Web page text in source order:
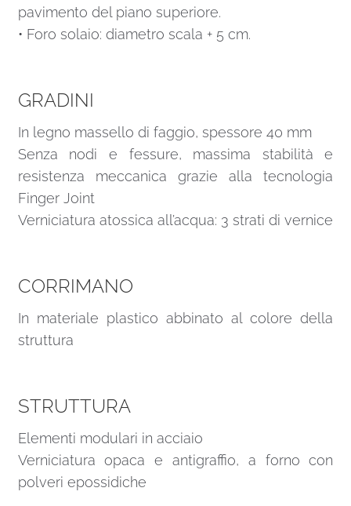
pavimento del piano superiore.
• Foro solaio: diametro scala + 5 cm.
GRADINI
In legno massello di faggio, spessore 40 mm
Senza nodi e fessure, massima stabilità e
resistenza meccanica grazie alla tecnologia
Finger Joint
Verniciatura atossica all’acqua: 3 strati di vernice
CORRIMANO
In materiale plastico abbinato al colore della
struttura
STRUTTURA
Elementi modulari in acciaio
Verniciatura opaca e antigraffio, a forno con
polveri epossidiche